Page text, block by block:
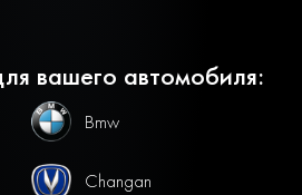
вашего автомобиля:
Bmw
Changan